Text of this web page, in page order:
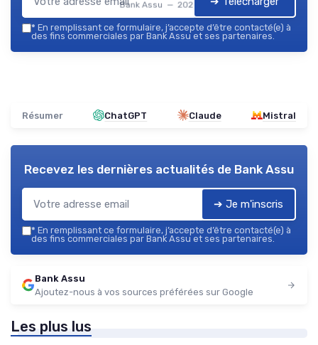
Bank Assu — 2026
* En remplissant ce formulaire, j’accepte d’être contacté(e) à
des fins commerciales par Bank Assu et ses partenaires.
Résumer ChatGPT Claude Mistral
Recevez les dernières actualités de Bank Assu
➔ Je m'inscris
* En remplissant ce formulaire, j’accepte d’être contacté(e) à
des fins commerciales par Bank Assu et ses partenaires.
Bank Assu
Ajoutez-nous à vos sources préférées sur Google
Les plus lus